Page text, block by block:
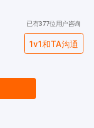
已有377位用户咨询
1v1和TA沟通